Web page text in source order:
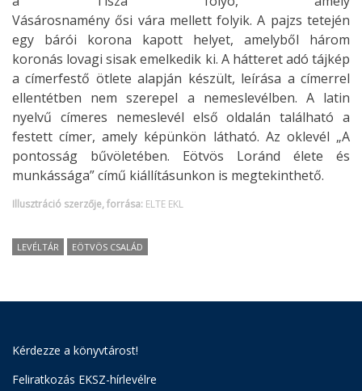
Vásárosnamény ősi vára mellett folyik. A pajzs tetején
egy bárói korona kapott helyet, amelyből három
koronás lovagi sisak emelkedik ki. A hátteret adó tájkép
a címerfestő ötlete alapján készült, leírása a címerrel
ellentétben nem szerepel a nemeslevélben. A latin
nyelvű címeres nemeslevél első oldalán található a
festett címer, amely képünkön látható. Az oklevél „A
pontosság bűvöletében. Eötvös Loránd élete és
munkássága” című kiállításunkon is megtekinthető.
Illusztráció szerzője, forrása: ELTE EKL
LEVÉLTÁR EÖTVÖS CSALÁD
Kérdezze a könyvtárost!
Feliratkozás EKSZ-hírlevélre